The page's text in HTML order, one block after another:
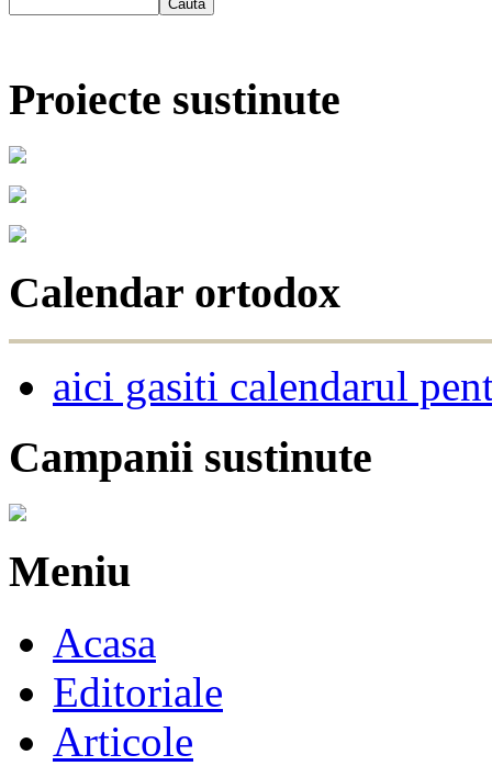
Proiecte sustinute
Calendar ortodox
aici gasiti calendarul
Campanii sustinute
Meniu
Acasa
Editoriale
Articole